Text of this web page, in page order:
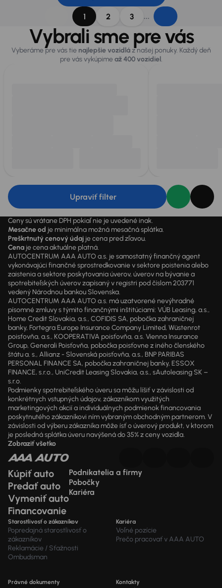
1 2 3 ...
Vybrali sme pre vás
Vyberáme pre vás tie najlepšie vozidláz našej ponuky. Každý deň
pre vás vykúpimeaž 400 vozidiel.
Upraviť filter
Ceny sú vrátane DPH pokiaľ nie je uvedené inak.
Mesačne od je minimálna možná mesačná splátka.
Preškrtnutý cenový údaj je cena pred zľavou.
Cena je cena aktuálne platná.
AUTOCENTRUM AAA AUTO a.s. je samostatný finančný agent
vykonávajúci finančné sprostredkovanie v sektore poistenia alebo
zaistenia a sektore poskytovania úverov, úverov na bývanie a
spotrebiteľských úverov zapísaný v registri pod číslom 203771
vedený Národnou bankou Slovenska.
AUTOCENTRUM AAA AUTO a.s. má uzatvorené nevýhradné
písomné zmluvy s týmito finančnými inštitúciami: VÚB Leasing, a.s.,
Home Credit Slovakia, a.s., COFIDIS SA, pobočka zahraničnej
banky, Fortegra Europe Insurance Company Limited, Wüstenrot
poisťovňa, a.s., KOOPERATIVA poisťovňa, a.s. Vienna Insurance
Group, Generali Poisťovňa, pobočka poisťovne z iného členského
štátu a. s., Allianz - Slovenská poisťovňa, a.s., BNP PARIBAS
PERSONAL FINANCE SA, pobočka zahraničnej banky, ESSOX
FINANCE, s.r.o., UniCredit Leasing Slovakia, a.s., sAutoleasing SK –
s.r.o.
Podmienky spotrebiteľského úveru sa môžu líšiť v závislosti od
konkrétnych vstupných údajov, zákazníkom využitých
marketingových akcií a individuálnych podmienok financovania
poskytnutého zákazníkovi ním vybraným obchodným partnerom. V
závislosti od výberu zákazníka môže ísť o úverový produkt, v ktorom
je posledná splátka úveru navýšená do 35% z ceny vozidla.
Zobraziť všetko
Kúpiť auto
Predať auto
Vymeniť auto
Financovanie
Podnikatelia a firmy
Pobočky
Kariéra
Starostlivosť o zákazníkov
Popredajná starostlivosť o
zákazníkov
Reklamácie / Sťažnosti
Ombudsman
Kariéra
Voľné pozície
Prečo pracovať v AAA AUTO
Právné dokumenty Kontakty